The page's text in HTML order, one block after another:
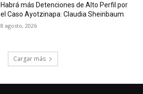
Habrá más Detenciones de Alto Perfil por
el Caso Ayotzinapa: Claudia Sheinbaum
8 agosto, 2026
Cargar más